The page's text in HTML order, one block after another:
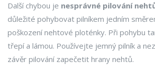
Další chybou je nesprávné pilování
důležité pohybovat pilníkem jedním
poškození nehtové ploténky. Při pohybu
třepí a lámou. Používejte jemný pilník a
závěr pilování zapečetit hrany nehtů.